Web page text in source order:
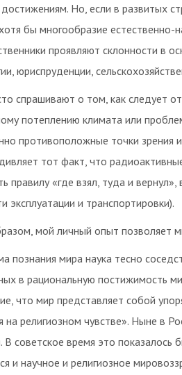
Но, если в развитых
бы многообразие естественно-
проявляют склонности в
юриспруденции,
спрашивают о том, как следует
потеплению климата или
противоположные точки зрения
тот факт, что
правилу «где взял, туда и
эксплуатации и транспортировки).
мой личный опыт позволяет
познания мира наука тесно
в рациональную постижимость
что мир представляет собой
на религиозном чувстве». Ныне в
В советское время это
и научное и религиозное